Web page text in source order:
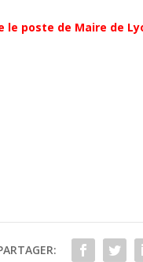
le poste de Maire de